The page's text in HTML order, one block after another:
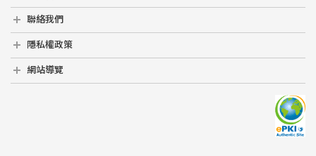
人才召募
聯絡我們
聯絡我們
隱私權政策
隱私權政策
網站導覽
網站導覽